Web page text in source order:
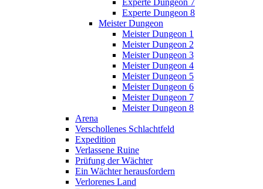
Experte Dungeon 7
Experte Dungeon 8
Meister Dungeon
Meister Dungeon 1
Meister Dungeon 2
Meister Dungeon 3
Meister Dungeon 4
Meister Dungeon 5
Meister Dungeon 6
Meister Dungeon 7
Meister Dungeon 8
Arena
Verschollenes Schlachtfeld
Expedition
Verlassene Ruine
Prüfung der Wächter
Ein Wächter herausfordern
Verlorenes Land